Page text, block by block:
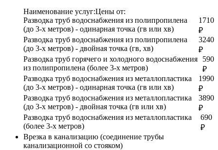
Наименование услуг:Цены от:
Разводка труб водоснабжения из полипропилена
(до 3-х метров) - одинарная точка (гв или хв)
1710
₽
Разводка труб водоснабжения из полипропилена
(до 3-х метров) - двойная точка (гв, хв)
3240
₽
Разводка труб горячего и холодного водоснабжения
из полипропилена (более 3-х метров)
590
₽
Разводка труб водоснабжения из металлопластика
(до 3-х метров) - одинарная точка (гв или хв)
1990
₽
Разводка труб водоснабжения из металлопластика
(до 3-х метров) - двойная точка (гв или хв)
3890
₽
Разводка труб водоснабжения из металлопластика
(более 3-х метров)
690
₽
Врезка в канализацию (соединение трубы
канализационной со стояком)